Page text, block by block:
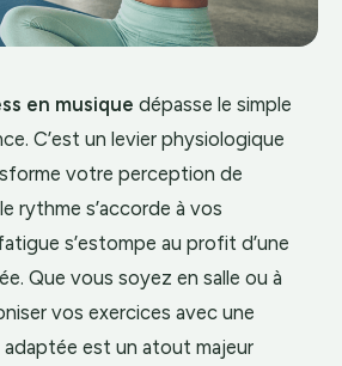
en musique dépasse le simple
C’est un levier physiologique
votre perception de
rythme s’accorde à vos
s’estompe au profit d’une
Que vous soyez en salle ou à
vos exercices avec une
est un atout majeur